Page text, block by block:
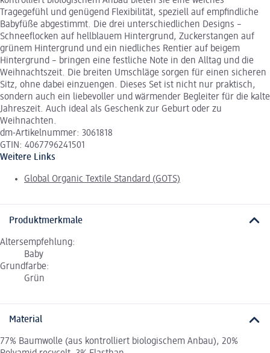
Tragegefühl und genügend Flexibilität, speziell auf empfindliche
Babyfüße abgestimmt. Die drei unterschiedlichen Designs –
Schneeflocken auf hellblauem Hintergrund, Zuckerstangen auf
grünem Hintergrund und ein niedliches Rentier auf beigem
Hintergrund – bringen eine festliche Note in den Alltag und die
Weihnachtszeit. Die breiten Umschläge sorgen für einen sicheren
Sitz, ohne dabei einzuengen. Dieses Set ist nicht nur praktisch,
sondern auch ein liebevoller und wärmender Begleiter für die kalte
Jahreszeit. Auch ideal als Geschenk zur Geburt oder zu
Weihnachten.
dm-Artikelnummer: 3061818
GTIN: 4067796241501
Weitere Links
Global Organic Textile Standard (GOTS)
Produktmerkmale
Altersempfehlung:
Baby
Grundfarbe:
Grün
Material
77% Baumwolle (aus kontrolliert biologischem Anbau), 20%